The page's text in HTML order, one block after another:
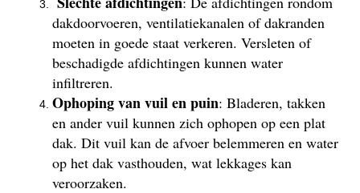
dakdoorvoeren, ventilatiekanalen of dakranden
moeten in goede staat verkeren. Versleten of
beschadigde afdichtingen kunnen water
infiltreren.
Ophoping van vuil en puin: Bladeren, takken
en ander vuil kunnen zich ophopen op een plat
dak. Dit vuil kan de afvoer belemmeren en water
op het dak vasthouden, wat lekkages kan
veroorzaken.